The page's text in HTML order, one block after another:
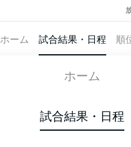
ホーム 試合結果・日程 順
ホーム
試合結果・日程
COLOGNE